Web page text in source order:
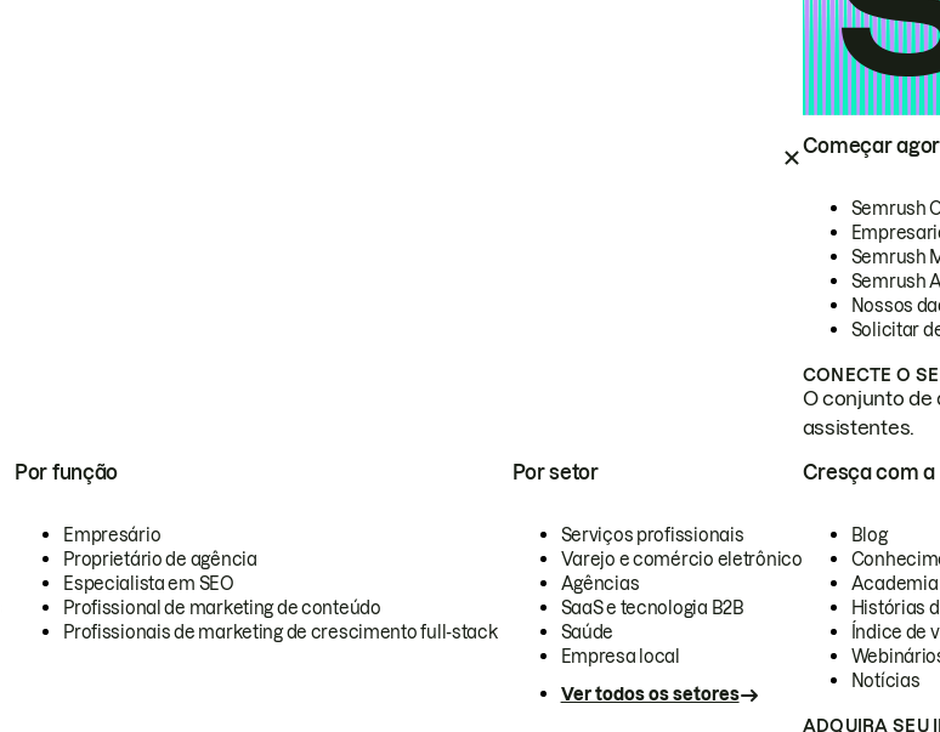
Começar
Semrush
Semrush
Semrush
Nossos
Solicitar
CONECTE O
O conjunto de
assistentes.
Por função
Empresário
Proprietário de agência
Especialista em SEO
Profissional de marketing de conteúdo
Profissionais de marketing de crescimento full-stack
Por setor
Serviços profissionais
Varejo e comércio eletrônico
Agências
SaaS e tecnologia B2B
Saúde
Empresa local
Ver todos os setores
Cresça com a
Blog
Academia
Histórias
Índice de
Notícias
ADQUIRA SEU